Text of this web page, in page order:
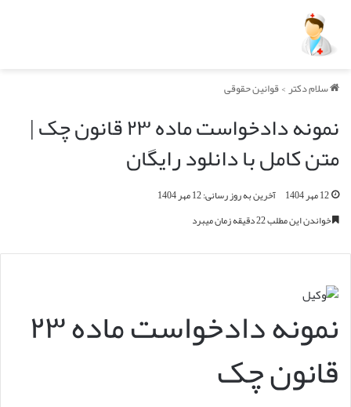
سلام دکتر>قوانین حقوقی
نمونه دادخواست ماده ۲۳ قانون چک |
متن کامل با دانلود رایگان
12 مهر 1404
آخرین به روز رسانی: 12 مهر 1404
خواندن این مطلب 22 دقیقه زمان میبرد
نمونه دادخواست ماده ۲۳
قانون چک